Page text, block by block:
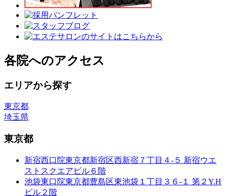
各院へのアクセス
エリアから探す
東京都
埼玉県
東京都
新宿西口院東京都新宿区西新宿７丁目４-５ 新宿ウエ
ストスクエアビル６階
池袋東口院東京都豊島区東池袋１丁目３６-１ 第２Y.H
ビル２階